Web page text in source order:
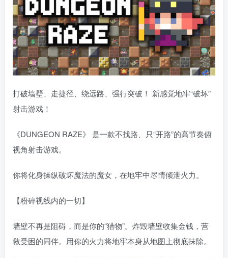
打破墙壁、走捷径、绕远路、强行突破！ 新感觉地牢“破坏”
射击游戏！
《DUNGEON RAZE》 是一款不找路、只“开路”的高节奏俯
视角射击游戏。
你将化身操纵破坏魔法的魔女，在地牢中尽情倾泄火力。
【粉碎视线内的一切】
墙壁不再是阻碍，而是你的“猎物”。炸毁墙壁收集金钱，营
救受困的同伴。用你的火力将地牢本身从地图上彻底抹除。